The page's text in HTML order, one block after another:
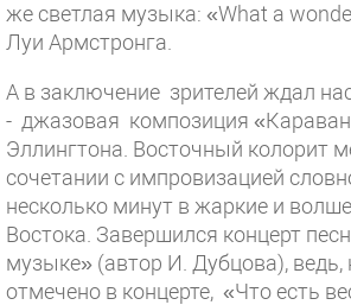
же светлая музыка: «What a
Луи Армстронга.
А в заключение зрителей ждал
- джазовая композиция
Эллингтона. Восточный колорит
сочетании с импровизацией
несколько минут в жаркие и
Востока. Завершился концерт
музыке» (автор И. Дубцова), ведь,
отмечено в концерте, «Что есть